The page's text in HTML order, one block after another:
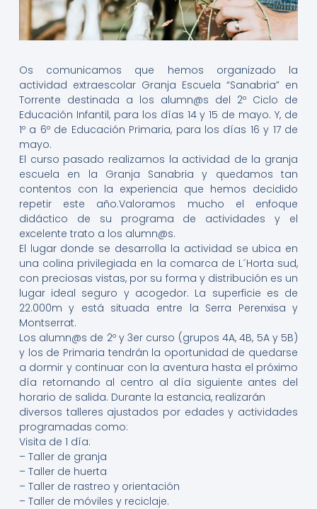
Os comunicamos que hemos organizado la
actividad extraescolar Granja Escuela “Sanabria” en
Torrente destinada a los alumn@s del 2º Ciclo de
Educación Infantil, para los días 14 y 15 de mayo. Y, de
1º a 6º de Educación Primaria, para los días 16 y 17 de
mayo.
El curso pasado realizamos la actividad de la granja
escuela en la Granja Sanabria y quedamos tan
contentos con la experiencia que hemos decidido
repetir este año.Valoramos mucho el enfoque
didáctico de su programa de actividades y el
excelente trato a los alumn@s.
El lugar donde se desarrolla la actividad se ubica en
una colina privilegiada en la comarca de L´Horta sud,
con preciosas vistas, por su forma y distribución es un
lugar ideal seguro y acogedor. La superficie es de
22.000m y está situada entre la Serra Perenxisa y
Montserrat.
Los alumn@s de 2º y 3er curso (grupos 4A, 4B, 5A y 5B)
y los de Primaria tendrán la oportunidad de quedarse
a dormir y continuar con la aventura hasta el próximo
día retornando al centro al día siguiente antes del
horario de salida. Durante la estancia, realizarán
diversos talleres ajustados por edades y actividades
programadas como:
Visita de 1 día:
– Taller de granja
– Taller de huerta
– Taller de rastreo y orientación
– Taller de móviles y reciclaje.